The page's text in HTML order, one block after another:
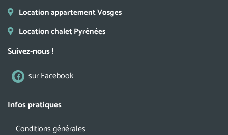
Location appartement Vosges
Location chalet Pyrénées
Suivez-nous !
sur Facebook
Infos pratiques
Conditions générales